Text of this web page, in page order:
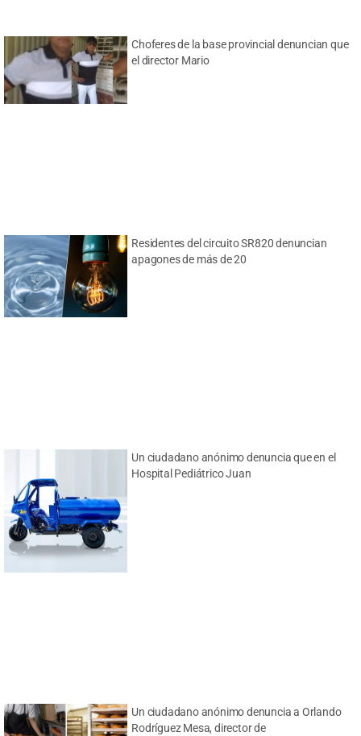
Choferes de la base provincial denuncian que
el director Mario
Residentes del circuito SR820 denuncian
apagones de más de 20
Un ciudadano anónimo denuncia que en el
Hospital Pediátrico Juan
Un ciudadano anónimo denuncia a Orlando
Rodríguez Mesa, director de